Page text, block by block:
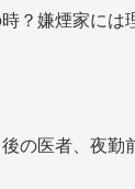
？嫌煙家には
の医者、夜勤